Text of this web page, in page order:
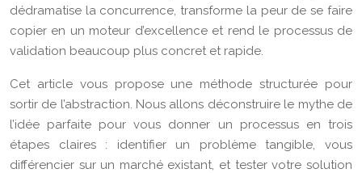
dédramatise la concurrence, transforme la peur de se faire
copier en un moteur d’excellence et rend le processus de
validation beaucoup plus concret et rapide.
Cet article vous propose une méthode structurée pour
sortir de l’abstraction. Nous allons déconstruire le mythe de
l’idée parfaite pour vous donner un processus en trois
étapes claires : identifier un problème tangible, vous
différencier sur un marché existant, et tester votre solution